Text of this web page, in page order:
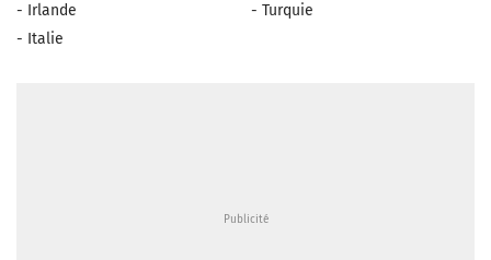
- Irlande
- Italie
- Turquie